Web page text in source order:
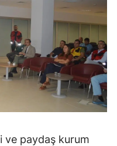
ve paydaş kurum